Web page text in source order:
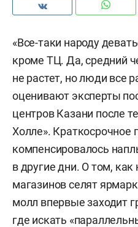
«Все-таки народу
кроме ТЦ. Да, средний
не растет, но люди все
оценивают эксперты
центров Казани после
Холле». Краткосрочное
компенсировалось
в другие дни. О том,
магазинов селят
молл впервые заходит
где искать